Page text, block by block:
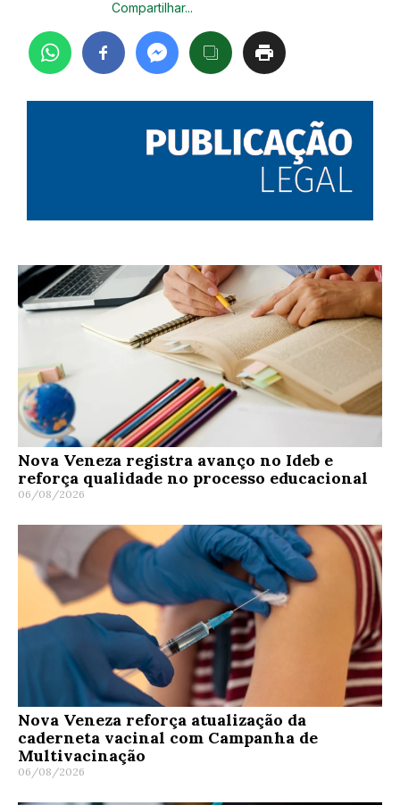
Compartilhar...
Nova Veneza registra avanço no Ideb e
reforça qualidade no processo educacional
06/08/2026
Nova Veneza reforça atualização da
caderneta vacinal com Campanha de
Multivacinação
06/08/2026